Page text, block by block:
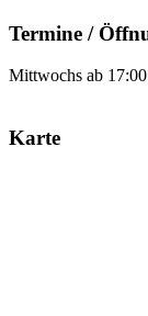
Termine /
Mittwochs ab
Karte